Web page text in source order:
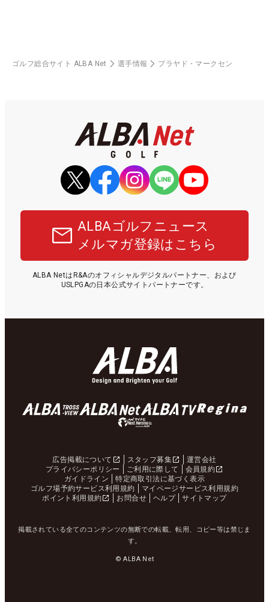
ゴルフ総合サイト ALBA Net 選手情報 プラヤド・マークセン
ALBAゴルフニュース
メルマガ登録はこちら
ALBA NetはR&Aのオフィシャルデジタルパートナー、および
USLPGAの日本公式サイトパートナーです。
広告掲載について スタッフ募集
運営会社
プライバシーポリシー
ご利用に際して
会員規約
ガイドライン
特定商取引法に基づく表示
ゴルフ場予約サービス利用規約
マイページサービス利用規約
ポイント利用規約
お問合せ ヘルプ サイトマップ
掲載されている全てのコンテンツの無断での転載、転用、コピー等は禁じま
す。
© ALBA Net